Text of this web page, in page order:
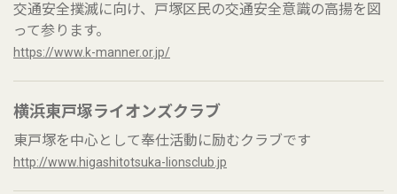
交通安全撲滅に向け、戸塚区民の交通安全意識の高揚を図
って参ります。
https://www.k-manner.or.jp/
横浜東戸塚ライオンズクラブ
東戸塚を中心として奉仕活動に励むクラブです
http://www.higashitotsuka-lionsclub.jp